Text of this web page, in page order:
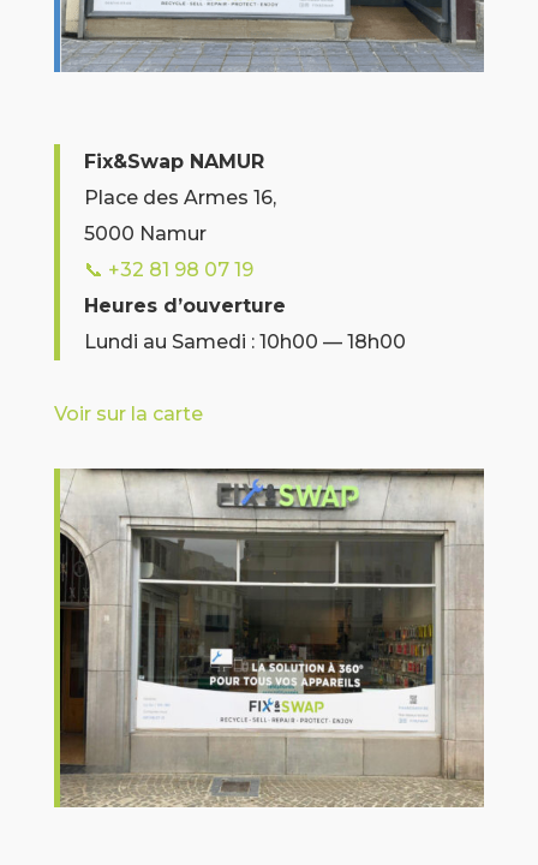
Fix&Swap NAMUR
Place des Armes 16,
5000 Namur
📞 +32 81 98 07 19
Heures d’ouverture
Lundi au Samedi : 10h00 — 18h00
Voir sur la carte